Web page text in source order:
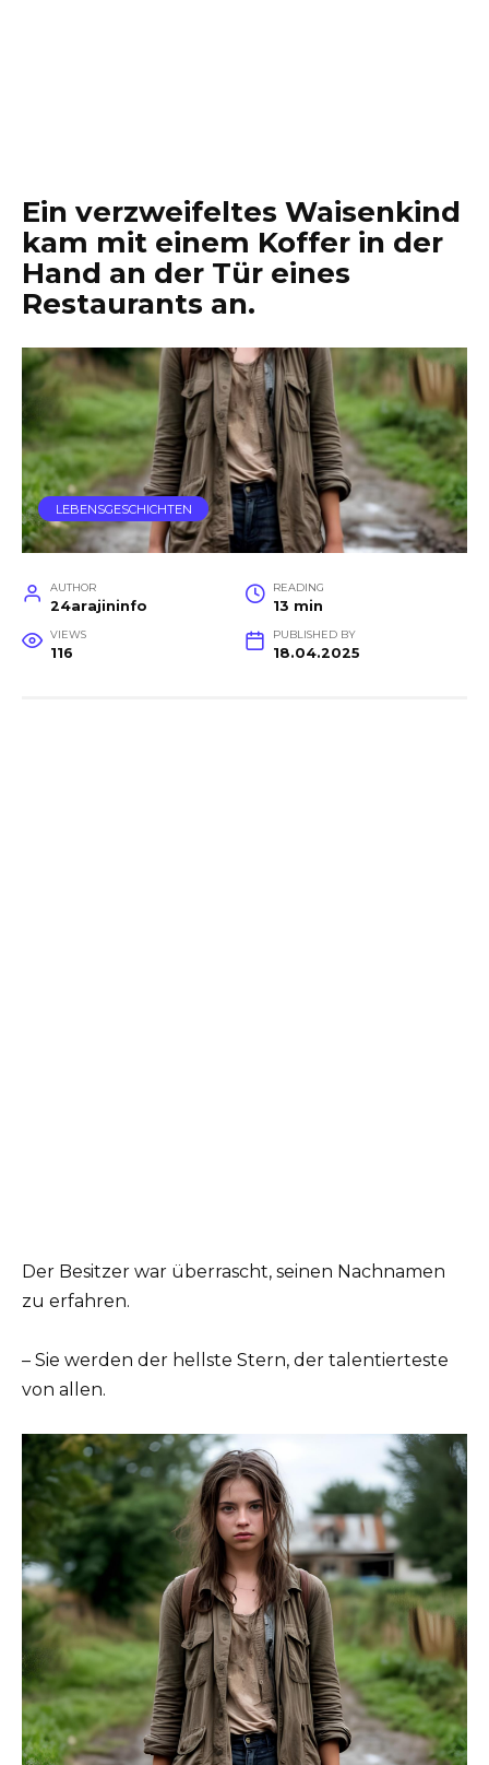
Ein verzweifeltes Waisenkind
kam mit einem Koffer in der
Hand an der Tür eines
Restaurants an.
LEBENSGESCHICHTEN
AUTHOR
24arajininfo
READING
13 min
VIEWS
116
PUBLISHED BY
18.04.2025
Der Besitzer war überrascht, seinen Nachnamen
zu erfahren.
– Sie werden der hellste Stern, der talentierteste
von allen.